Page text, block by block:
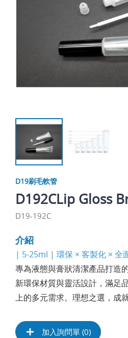
D19刷毛軟管
D192CLip Gloss
D19-192C
介紹
| 5-25ml | 環保 × 客製化 × 全
專為液態與膏狀清潔產品打造
新環保材質與靈活設計，滿足
上的多元需求。理想之選，成
加入詢問單 (0)